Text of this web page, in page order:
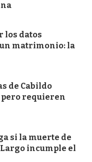
los datos
matrimonio: la
de Cabildo
pero requieren
si la muerte de
incumple el